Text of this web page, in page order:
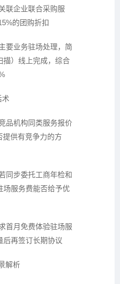
联企业联合采购服
的团购折扣
要业务驻场处理，简
描）线上完成，综合
术
品机构同类服务报价
提供有竞争力的方
同步委托工商年检和
场服务费能否给予优
首月免费体验驻场服
后再签订长期协议
解析